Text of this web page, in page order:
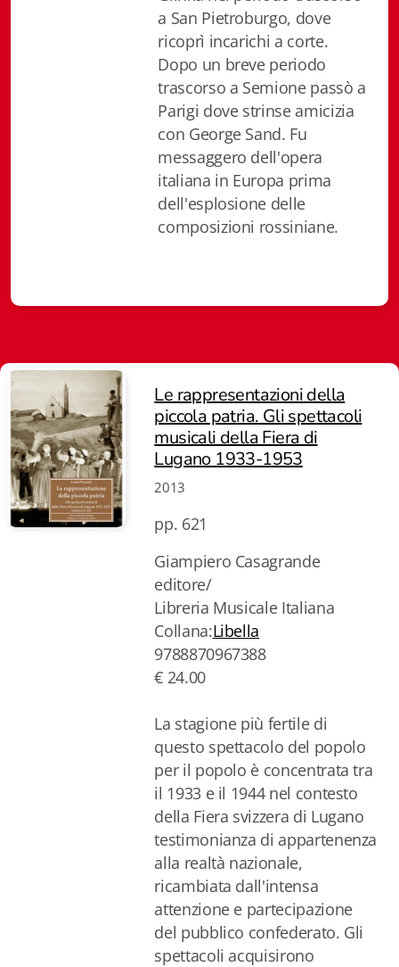
a San Pietroburgo, dove
ricoprì incarichi a corte.
Dopo un breve periodo
trascorso a Semione passò a
Parigi dove strinse amicizia
con George Sand. Fu
messaggero dell'opera
italiana in Europa prima
dell'esplosione delle
composizioni rossiniane.
Le rappresentazioni della
piccola patria. Gli spettacoli
musicali della Fiera di
Lugano 1933-1953
2013
pp. 621
Giampiero Casagrande
editore/
Libreria Musicale Italiana
Collana:Libella
9788870967388
€ 24.00
La stagione più fertile di
questo spettacolo del popolo
per il popolo è concentrata tra
il 1933 e il 1944 nel contesto
della Fiera svizzera di Lugano
testimonianza di appartenenza
alla realtà nazionale,
ricambiata dall'intensa
attenzione e partecipazione
del pubblico confederato. Gli
spettacoli acquisirono